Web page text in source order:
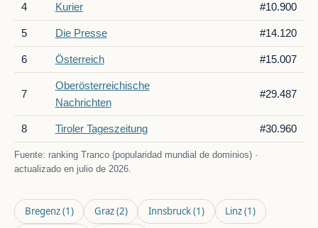
4 Kurier #10.900
5 Die Presse #14.120
6 Österreich #15.007
7
Oberösterreichische
Nachrichten
#29.487
8 Tiroler Tageszeitung #30.960
Fuente: ranking Tranco (popularidad mundial de dominios) ·
actualizado en julio de 2026.
Bregenz(1) Graz(2) Innsbruck(1) Linz(1)